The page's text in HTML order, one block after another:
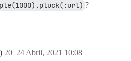
?
24 Abril, 2021 10:08
20